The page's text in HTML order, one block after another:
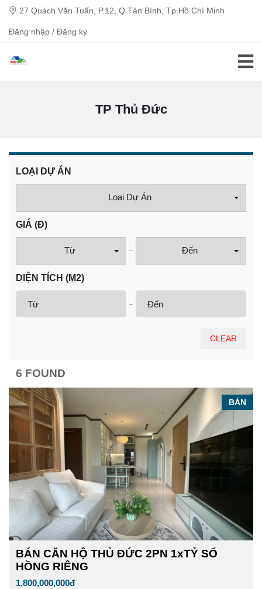
27 Quách Văn Tuấn, P.12, Q.Tân Bình, Tp.Hồ Chí Minh
Đăng nhập / Đăng ký
TP Thủ Đức
LOẠI DỰ ÁN
Loại Dự Án
GIÁ (Đ)
Từ Đến
DIỆN TÍCH (M2)
CLEAR
6 FOUND
BÁN
BÁN CĂN HỘ THỦ ĐỨC 2PN 1xTỶ SỔ
HỒNG RIÊNG
1,800,000,000đ